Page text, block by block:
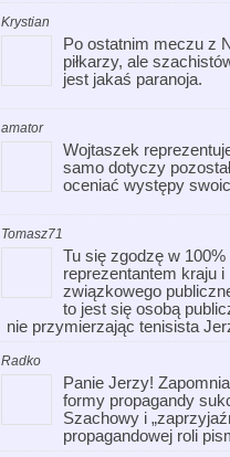
Krystian
Po ostatnim meczu z
piłkarzy, ale
jest jakaś paranoja.
amator
Wojtaszek
samo dotyczy
oceniać występy
Tomasz71
Tu się zgodzę w
reprezentantem kraju
związkowego
to jest się osobą
nie przymierzając tenisista
Radko
Panie Jerzy!
formy propagandy
Szachowy i
propagandowej roli